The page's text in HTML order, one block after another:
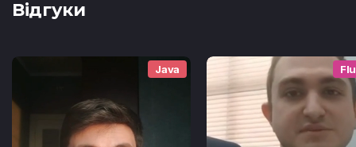
Відгуки
Java